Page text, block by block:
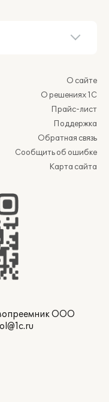
О сайте
О решениях 1С
Прайс-лист
Поддержка
Обратная связь
Сообщить об ошибке
Карта сайта
ООО